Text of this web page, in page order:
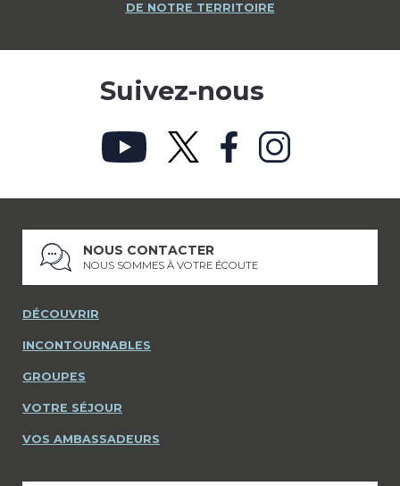
DE NOTRE TERRITOIRE
Suivez-nous
NOUS CONTACTER
NOUS SOMMES À VOTRE ÉCOUTE
DÉCOUVRIR
INCONTOURNABLES
GROUPES
VOTRE SÉJOUR
VOS AMBASSADEURS